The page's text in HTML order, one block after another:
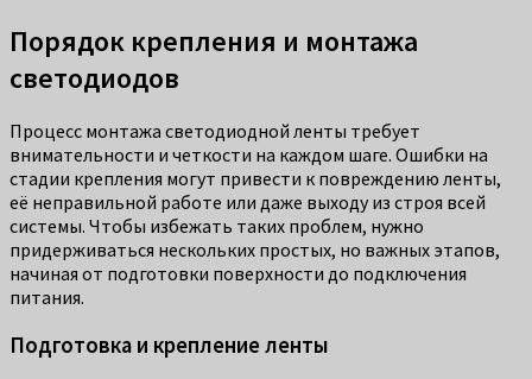
Порядок крепления и монтажа
светодиодов
Процесс монтажа светодиодной ленты требует
внимательности и четкости на каждом шаге. Ошибки на
стадии крепления могут привести к повреждению ленты,
её неправильной работе или даже выходу из строя всей
системы. Чтобы избежать таких проблем, нужно
придерживаться нескольких простых, но важных этапов,
начиная от подготовки поверхности до подключения
питания.
Подготовка и крепление ленты